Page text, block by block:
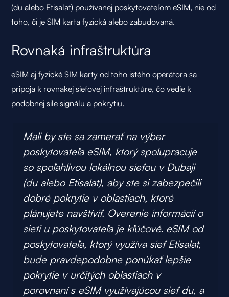
(du alebo Etisalat) používanej poskytovateľom eSIM, nie od
toho, či je SIM karta fyzická alebo zabudovaná.
Rovnaká infraštruktúra
eSIM aj fyzické SIM karty od toho istého operátora sa
pripoja k rovnakej sieťovej infraštruktúre, čo vedie k
podobnej sile signálu a pokrytiu.
Mali by ste sa zamerať na výber
poskytovateľa eSIM, ktorý spolupracuje
so spoľahlivou lokálnou sieťou v Dubaji
(du alebo Etisalat), aby ste si zabezpečili
dobré pokrytie v oblastiach, ktoré
plánujete navštíviť. Overenie informácií o
sieti u poskytovateľa je kľúčové. eSIM od
poskytovateľa, ktorý využíva sieť Etisalat,
bude pravdepodobne ponúkať lepšie
pokrytie v určitých oblastiach v
porovnaní s eSIM využívajúcou sieť du, a